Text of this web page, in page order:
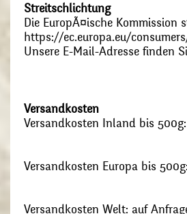
Streitschlichtung
Die EuropÃ¤ische
https://ec.europa.eu/
Unsere E-Mail-Adresse finden
Versandkosten
Versandkosten Inland bis
Versandkosten Europa bis
Versandkosten Welt: auf